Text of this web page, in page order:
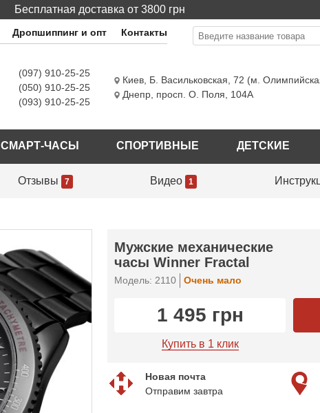
Бесплатная доставка от 3800 грн
Дропшиппинг и опт Контакты
(097) 910-25-25
(050) 910-25-25
(093) 910-25-25
Киев, Б. Васильковская, 72 (м.
Днепр, просп. О. Поля, 104А
СМАРТ-ЧАСЫ СПОРТИВНЫЕ ДЕТСКИЕ
Отзывы 7 Видео 1
Мужские механические
часы Winner Fractal
Модель: 2110 Очень мало
1 495 грн
Купить в 1 клик
Новая почта
Отправим завтра